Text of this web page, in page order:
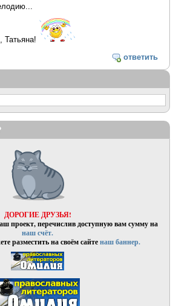
Татьяна!
ответить
ДОРОГИЕ ДРУЗЬЯ!
проект, перечислив доступную вам сумму на
наш счёт.
разместить на своём сайтенаш баннер.